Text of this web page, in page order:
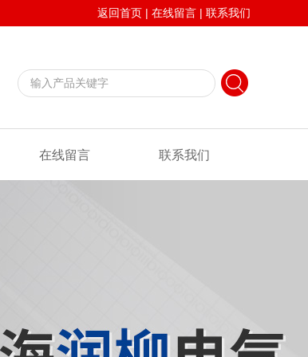
返回首页 | 在线留言 | 联系我们
在线留言 联系我们